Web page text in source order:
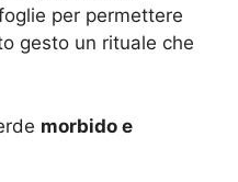
per permettere
gesto un rituale che
morbido e